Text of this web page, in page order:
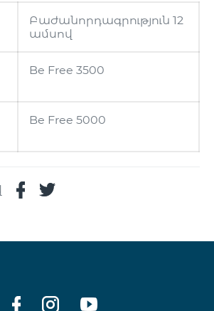
Բաժանորդագրություն 12
ամսով
Be Free 3500
Be Free 5000